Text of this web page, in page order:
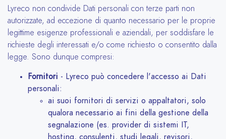
Lyreco non condivide Dati personali con terze parti non
autorizzate, ad eccezione di quanto necessario per le proprie
legittime esigenze professionali e aziendali, per soddisfare le
richieste degli interessati e/o come richiesto o consentito dalla
legge. Sono dunque compresi:
Fornitori - Lyreco può concedere l'accesso ai Dati
personali:
ai suoi fornitori di servizi o appaltatori, solo
qualora necessario ai fini della gestione della
segnalazione (es. provider di sistemi IT,
hosting, consulenti, studi legali, revisori,